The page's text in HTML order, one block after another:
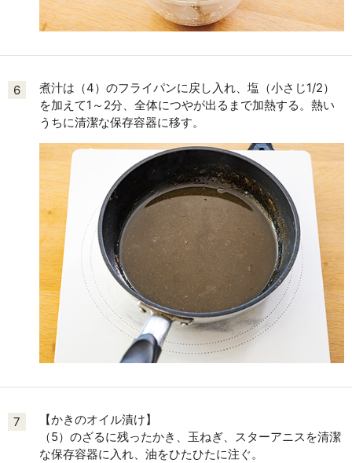
6
煮汁は（4）のフライパンに戻し入れ、塩（小さじ1/2）
を加えて1～2分、全体につやが出るまで加熱する。熱い
うちに清潔な保存容器に移す。
7
【かきのオイル漬け】
（5）のざるに残ったかき、玉ねぎ、スターアニスを清潔
な保存容器に入れ、油をひたひたに注ぐ。